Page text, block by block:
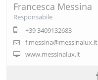
Francesca Messina
Responsabile
+39 3409132683
f.messina@messinalux.it
www.messinalux.it